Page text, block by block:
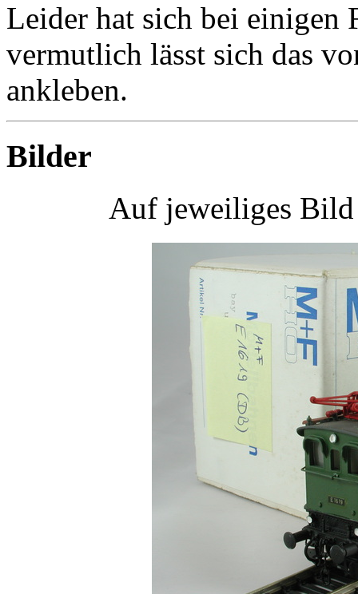
Leider hat sich bei einigen
vermutlich lässt sich das
ankleben.
Bilder
Auf jeweiliges